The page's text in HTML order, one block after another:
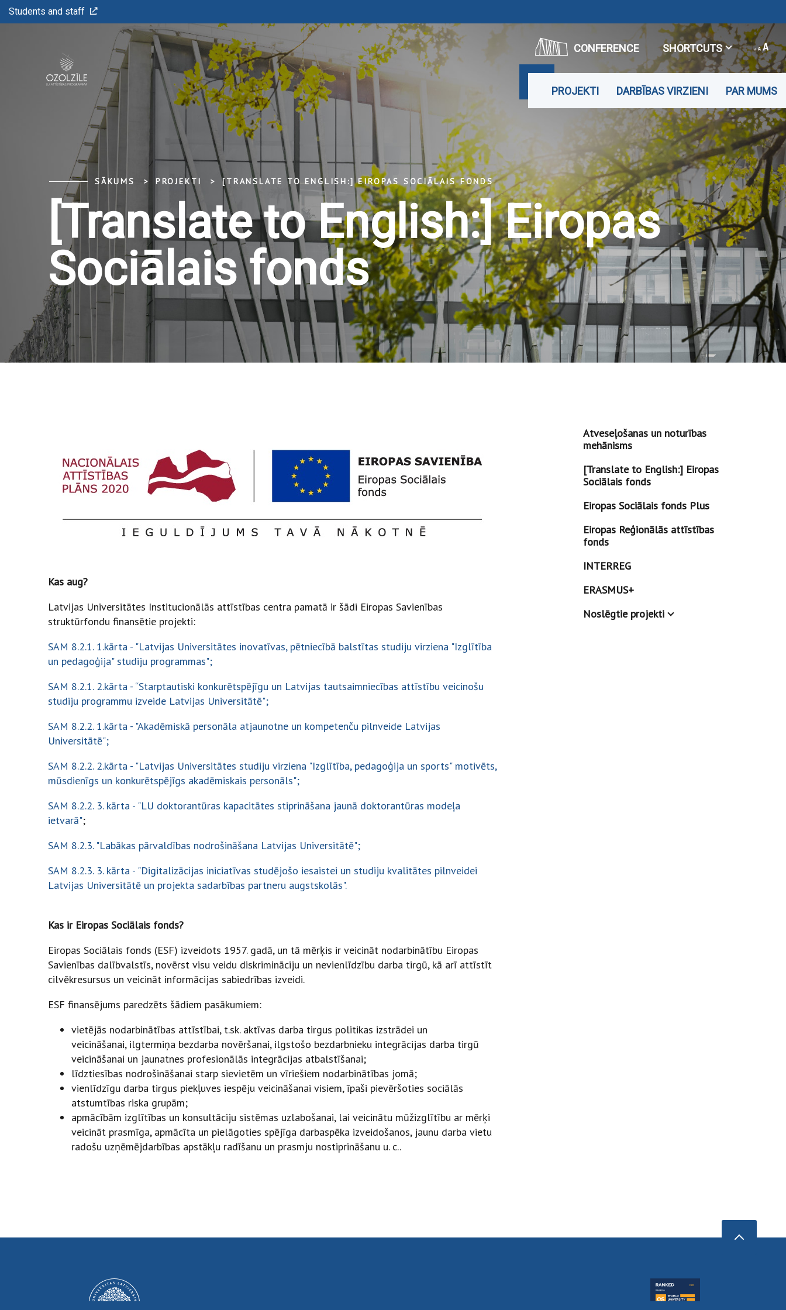
Students and staff
CONFERENCE SHORTCUTS
PROJEKTI DARBĪBAS VIRZIENI PAR MUMS
SĀKUMS PROJEKTI [TRANSLATE TO ENGLISH:] EIROPAS SOCIĀLAIS FONDS
[Translate to English:] Eiropas
Sociālais fonds
Kas aug?
Latvijas Universitātes Institucionālās attīstības centra pamatā ir šādi Eiropas Savienības
struktūrfondu finansētie projekti:
SAM 8.2.1. 1.kārta - "Latvijas Universitātes inovatīvas, pētniecībā balstītas studiju virziena "Izglītība
un pedagoģija" studiju programmas";
SAM 8.2.1. 2.kārta - “Starptautiski konkurētspējīgu un Latvijas tautsaimniecības attīstību veicinošu
studiju programmu izveide Latvijas Universitātē";
SAM 8.2.2. 1.kārta - "Akadēmiskā personāla atjaunotne un kompetenču pilnveide Latvijas
Universitātē";
SAM 8.2.2. 2.kārta - "Latvijas Universitātes studiju virziena "Izglītība, pedagoģija un sports" motivēts,
mūsdienīgs un konkurētspējīgs akadēmiskais personāls";
SAM 8.2.2. 3. kārta - "LU doktorantūras kapacitātes stiprināšana jaunā doktorantūras modeļa
ietvarā";
SAM 8.2.3. "Labākas pārvaldības nodrošināšana Latvijas Universitātē";
SAM 8.2.3. 3. kārta - "Digitalizācijas iniciatīvas studējošo iesaistei un studiju kvalitātes pilnveidei
Latvijas Universitātē un projekta sadarbības partneru augstskolās".
Kas ir Eiropas Sociālais fonds?
Eiropas Sociālais fonds (ESF) izveidots 1957. gadā, un tā mērķis ir veicināt nodarbinātību Eiropas
Savienības dalībvalstīs, novērst visu veidu diskrimināciju un nevienlīdzību darba tirgū, kā arī attīstīt
cilvēkresursus un veicināt informācijas sabiedrības izveidi.
ESF finansējums paredzēts šādiem pasākumiem:
vietējās nodarbinātības attīstībai, t.sk. aktīvas darba tirgus politikas izstrādei un
veicināšanai, ilgtermiņa bezdarba novēršanai, ilgstošo bezdarbnieku integrācijas darba tirgū
veicināšanai un jaunatnes profesionālās integrācijas atbalstīšanai;
līdztiesības nodrošināšanai starp sievietēm un vīriešiem nodarbinātības jomā;
vienlīdzīgu darba tirgus piekļuves iespēju veicināšanai visiem, īpaši pievēršoties sociālās
atstumtības riska grupām;
apmācībām izglītības un konsultāciju sistēmas uzlabošanai, lai veicinātu mūžizglītību ar mērķi
veicināt prasmīga, apmācīta un pielāgoties spējīga darbaspēka izveidošanos, jaunu darba vietu
radošu uzņēmējdarbības apstākļu radīšanu un prasmju nostiprināšanu u. c..
Atveseļošanas un noturības
mehānisms
[Translate to English:] Eiropas
Sociālais fonds
Eiropas Sociālais fonds Plus
Eiropas Reģionālās attīstības
fonds
INTERREG
ERASMUS+
Noslēgtie projekti